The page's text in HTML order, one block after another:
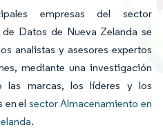
empresas del sector
Datos de Nueva Zelanda se
analistas y asesores expertos
mediante una investigación
las marcas, los líderes y los
en el sector Almacenamiento en
.